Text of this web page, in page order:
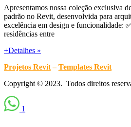
Apresentamos nossa coleção exclusiva
padrão no Revit, desenvolvida para
excelência em design e funcionalidade:
residências entre
+Detalhes »
Projetos Revit–Templates Revit
Copyright © 2023. Todos direitos
1